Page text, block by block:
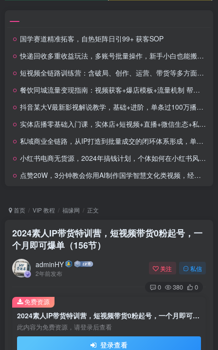
国学赛道精准拓客，自热矩阵日引99+ 获客SOP
快递回收多重收益玩法，多账号批量操作，新手小白也能搬砖月入3000+！
短视频全链路训练营：含破局、创作、运营、带货等多方面，详解各环节要点与实操技巧
餐饮同城流量变现指南：视频获客+爆店模板+流量机制 帮助餐饮商家快速获客
抖音某大V最新影视解说教学，基础+进阶，单条过100万播放，手把手教你做
实体店播零基础入门课，实体店+短视频+直播+微信生态+私域社群，从流量获取到私域转化
私域商业全链路，从IP打造到批量成交的闭环体系形成，单月私域变现600万
小红书电商无货源，2024年搞钱计划，个体如何在小红书风口赚到第一桶金
点赞20W，3分钟教会你用AI制作国学智慧文化类视频，经久不衰的赛道
首页 VIP 教程 福缘网 正文
2024素人IP带货特训营，短视频带货0粉起号，一
个月即可爆单（156节）
adminHY
2年前发布
关注 私信
0 380 0
2024素人IP带货特训营，短视频带货0粉起号，一个月即可爆单（156节）
此内容为免费资源，请登录后查看
登录查看
免费资源